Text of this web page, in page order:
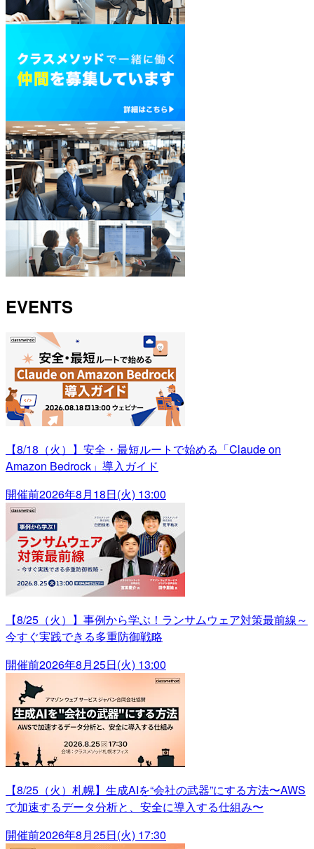
EVENTS
【8/18（火）】安全・最短ルートで始める「Claude on
Amazon Bedrock」導入ガイド
開催前2026年8月18日(火) 13:00
【8/25（火）】事例から学ぶ！ランサムウェア対策最前線～
今すぐ実践できる多重防御戦略
開催前2026年8月25日(火) 13:00
【8/25（火）札幌】生成AIを“会社の武器”にする方法〜AWS
で加速するデータ分析と、安全に導入する仕組み〜
開催前2026年8月25日(火) 17:30